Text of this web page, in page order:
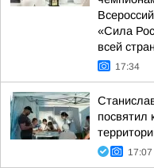
«Сила
всей
17:34
посвятил
17:07